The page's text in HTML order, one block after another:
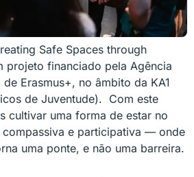
Safe Spaces through
projeto financiado pela Agência
Erasmus+, no âmbito da KA1
de Juventude). Com este
cultivar uma forma de estar no
compassiva e participativa — onde
uma ponte, e não uma barreira.